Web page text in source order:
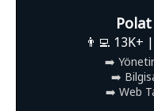
👨‍💻 13K+
➡️
➡️
➡️ Web